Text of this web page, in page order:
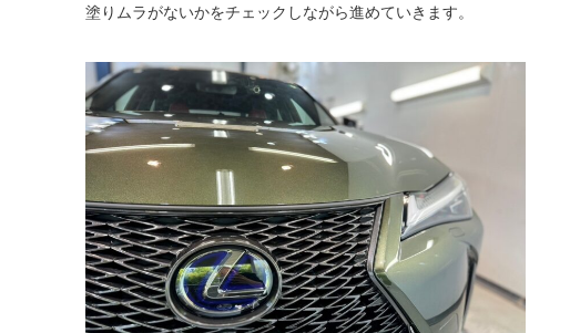
塗りムラがないかをチェックしながら進めていきます。